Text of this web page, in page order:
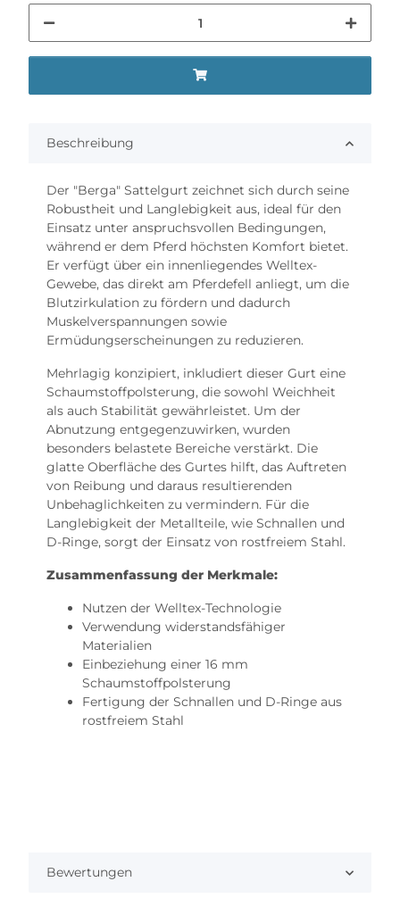
Beschreibung
Der "Berga" Sattelgurt zeichnet sich durch seine
Robustheit und Langlebigkeit aus, ideal für den
Einsatz unter anspruchsvollen Bedingungen,
während er dem Pferd höchsten Komfort bietet.
Er verfügt über ein innenliegendes Welltex-
Gewebe, das direkt am Pferdefell anliegt, um die
Blutzirkulation zu fördern und dadurch
Muskelverspannungen sowie
Ermüdungserscheinungen zu reduzieren.
Mehrlagig konzipiert, inkludiert dieser Gurt eine
Schaumstoffpolsterung, die sowohl Weichheit
als auch Stabilität gewährleistet. Um der
Abnutzung entgegenzuwirken, wurden
besonders belastete Bereiche verstärkt. Die
glatte Oberfläche des Gurtes hilft, das Auftreten
von Reibung und daraus resultierenden
Unbehaglichkeiten zu vermindern. Für die
Langlebigkeit der Metallteile, wie Schnallen und
D-Ringe, sorgt der Einsatz von rostfreiem Stahl.
Zusammenfassung der Merkmale:
Nutzen der Welltex-Technologie
Verwendung widerstandsfähiger
Materialien
Einbeziehung einer 16 mm
Schaumstoffpolsterung
Fertigung der Schnallen und D-Ringe aus
rostfreiem Stahl
Bewertungen